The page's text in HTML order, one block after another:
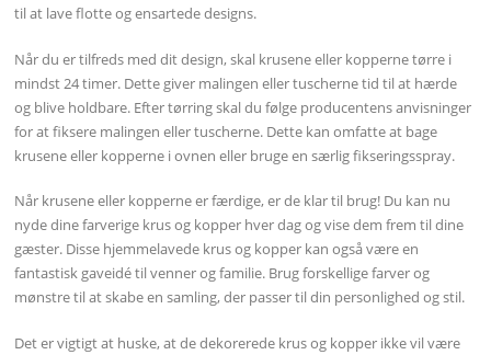
til at lave flotte og ensartede designs.
Når du er tilfreds med dit design, skal krusene eller kopperne tørre i
mindst 24 timer. Dette giver malingen eller tuscherne tid til at hærde
og blive holdbare. Efter tørring skal du følge producentens anvisninger
for at fiksere malingen eller tuscherne. Dette kan omfatte at bage
krusene eller kopperne i ovnen eller bruge en særlig fikseringsspray.
Når krusene eller kopperne er færdige, er de klar til brug! Du kan nu
nyde dine farverige krus og kopper hver dag og vise dem frem til dine
gæster. Disse hjemmelavede krus og kopper kan også være en
fantastisk gaveidé til venner og familie. Brug forskellige farver og
mønstre til at skabe en samling, der passer til din personlighed og stil.
Det er vigtigt at huske, at de dekorerede krus og kopper ikke vil være